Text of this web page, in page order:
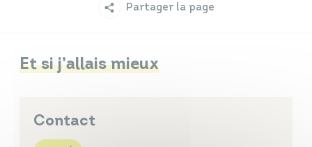
Partager la page
Et si j’allais mieux
Contact
Annuaires